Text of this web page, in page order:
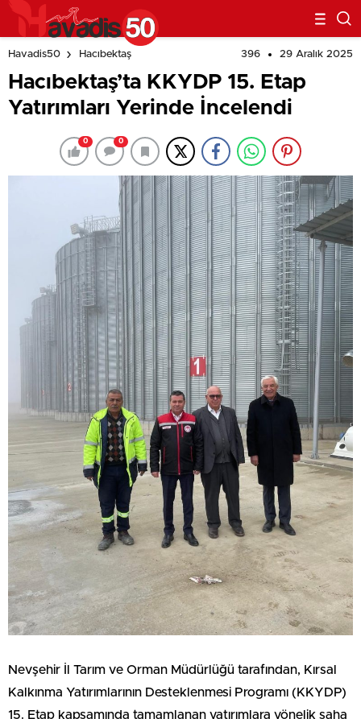
Havadis50 Hacıbektaş 396 29 Aralık 2025
Hacıbektaş’ta KKYDP 15. Etap
Yatırımları Yerinde İncelendi
0 0
Nevşehir İl Tarım ve Orman Müdürlüğü tarafından, Kırsal
Kalkınma Yatırımlarının Desteklenmesi Programı (KKYDP)
15. Etap kapsamında tamamlanan yatırımlara yönelik saha